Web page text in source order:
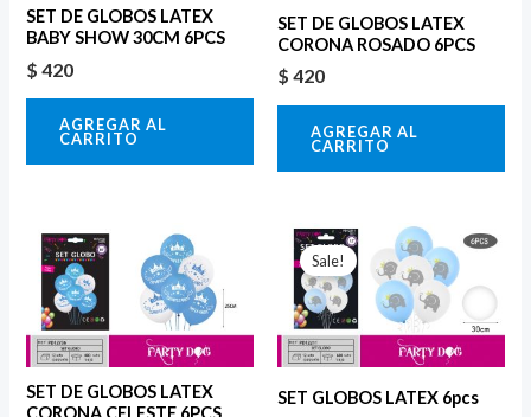
SET DE GLOBOS LATEX
BABY SHOW 30CM 6PCS
$ 420
AGREGAR AL
CARRITO
SET DE GLOBOS LATEX
CORONA ROSADO 6PCS
$ 420
AGREGAR AL
CARRITO
SET DE GLOBOS LATEX
CORONA CELESTE 6PCS
Sale!
SET GLOBOS LATEX 6pcs
El
precio
original
era:
$ 420.
precio
actual
es:
$ 252.